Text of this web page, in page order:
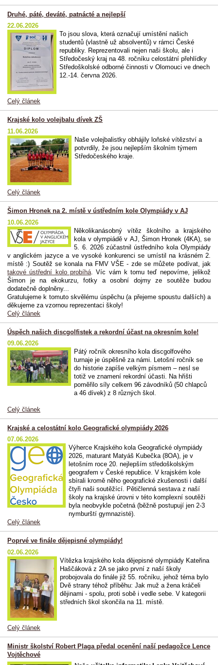
Druhé, páté, deváté, patnácté a nejlepší
22.06.2026
To jsou slova, která označují umístění našich
studentů (vlastně už absolventů) v rámci České
republiky. Reprezentovali nejen naši školu, ale i
Středočeský kraj na 48. ročníku celostátní přehlídky
Středoškolské odborné činnosti v Olomouci ve dnech
12.-14. června 2026.
Celý článek
Krajské kolo volejbalu dívek ZŠ
11.06.2026
Naše volejbalistky obhájily loňské vítězství a
potvrdily, že jsou nejlepším školním týmem
Středočeského kraje.
Celý článek
Šimon Hronek na 2. místě v ústředním kole Olympiády v AJ
10.06.2026
Několikanásobný vítěz školního a krajského
kola v olympiádě v AJ, Šimon Hronek (4KA), se
5. 6. 2026 zúčastnil ústředního kola Olympiády
v anglickém jazyce a ve vysoké konkurenci se umístil na krásném 2.
místě :) Soutěž se konala na FMV VŠE - zde se můžete podívat, jak
takové ústřední kolo probíhá. Víc vám k tomu teď nepovíme, jelikož
Šimon je na ekokurzu, fotky a osobní dojmy ze soutěže budou
dodatečně doplněny...
Gratulujeme k tomuto skvělému úspěchu (a přejeme spoustu dalších) a
děkujeme za vzornou reprezentaci školy!
Celý článek
Úspěch našich discgolfistek a rekordní účast na okresním kole!
09.06.2026
Pátý ročník okresního kola discgolfového
turnaje je úspěšně za námi. Letošní ročník se
do historie zapíše velkým písmem – nesl se
totiž ve znamenírekordní účasti . Na hřišti
poměřilo síly celkem96 závodníků (50 chlapců
a 46 dívek) z 8 různých škol.
Celý článek
Krajské a celostátní kolo Geografické olympiády 2026
07.06.2026
Výherce Krajského kola Geografické olympiády
2026, maturant Matyáš Kubečka (8OA), je v
letošním roce 20. nejlepším středoškolským
geografem v České republice. V krajském kole
sbírali kromě něho geografické zkušenosti i další
čtyři naši soutěžící. Pětičlenná sestava z naší
školy na krajské úrovni v této komplexní soutěži
byla neobvykle početná (běžně postupují jen 2-3
nymburští gymnazisté).
Celý článek
Poprvé ve finále dějepisné olympiády!
02.06.2026
Vítězka krajského kola dějepisné olympiády Kateřina
Haščáková z 2A se jako první z naší školy
probojovala do finále již 55. ročníku, jehož téma bylo
Dvě strany téhož příběhu: Jak muž a žena kráčeli
dějinami - spolu, proti sobě i vedle sebe. V kategorii
středních škol skončila na 11. místě.
Celý článek
Ministr školství Robert Plaga předal ocenění naší pedagožce Lence
Vojtěchové